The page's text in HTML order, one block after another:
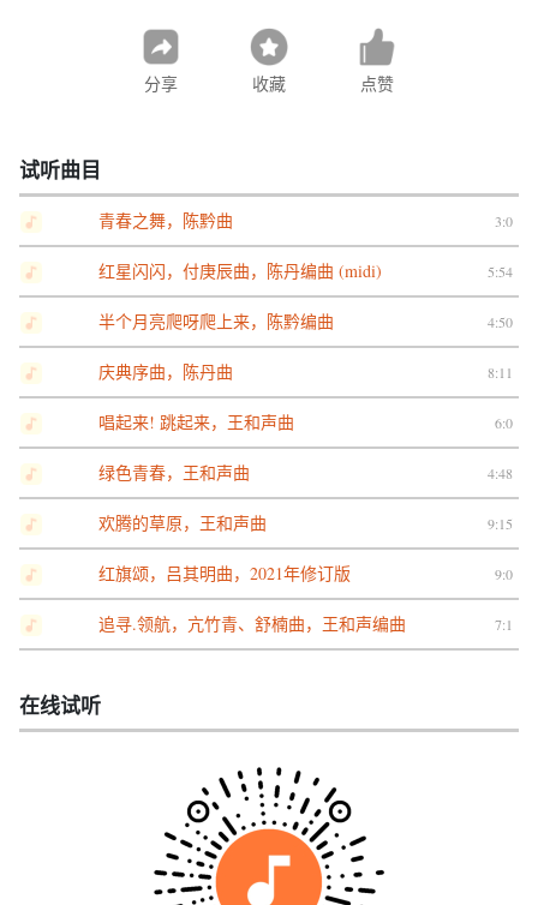
分享 收藏 点赞
试听曲目
青春之舞，陈黔曲 3:0
红星闪闪，付庚辰曲，陈丹编曲 (midi) 5:54
半个月亮爬呀爬上来，陈黔编曲 4:50
庆典序曲，陈丹曲 8:11
唱起来! 跳起来，王和声曲 6:0
绿色青春，王和声曲 4:48
欢腾的草原，王和声曲 9:15
红旗颂，吕其明曲，2021年修订版 9:0
追寻.领航，亢竹青、舒楠曲，王和声编曲 7:1
在线试听